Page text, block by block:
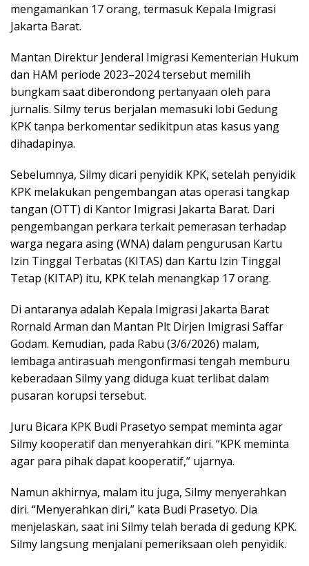
mengamankan 17 orang, termasuk Kepala Imigrasi
Jakarta Barat.
Mantan Direktur Jenderal Imigrasi Kementerian Hukum
dan HAM periode 2023–2024 tersebut memilih
bungkam saat diberondong pertanyaan oleh para
jurnalis. Silmy terus berjalan memasuki lobi Gedung
KPK tanpa berkomentar sedikitpun atas kasus yang
dihadapinya.
Sebelumnya, Silmy dicari penyidik KPK, setelah penyidik
KPK melakukan pengembangan atas operasi tangkap
tangan (OTT) di Kantor Imigrasi Jakarta Barat. Dari
pengembangan perkara terkait pemerasan terhadap
warga negara asing (WNA) dalam pengurusan Kartu
Izin Tinggal Terbatas (KITAS) dan Kartu Izin Tinggal
Tetap (KITAP) itu, KPK telah menangkap 17 orang.
Di antaranya adalah Kepala Imigrasi Jakarta Barat
Rornald Arman dan Mantan Plt Dirjen Imigrasi Saffar
Godam. Kemudian, pada Rabu (3/6/2026) malam,
lembaga antirasuah mengonfirmasi tengah memburu
keberadaan Silmy yang diduga kuat terlibat dalam
pusaran korupsi tersebut.
Juru Bicara KPK Budi Prasetyo sempat meminta agar
Silmy kooperatif dan menyerahkan diri. “KPK meminta
agar para pihak dapat kooperatif,” ujarnya.
Namun akhirnya, malam itu juga, Silmy menyerahkan
diri. “Menyerahkan diri,” kata Budi Prasetyo. Dia
menjelaskan, saat ini Silmy telah berada di gedung KPK.
Silmy langsung menjalani pemeriksaan oleh penyidik.